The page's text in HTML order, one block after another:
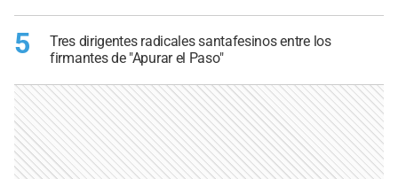
5
Tres dirigentes radicales santafesinos entre los
firmantes de "Apurar el Paso"